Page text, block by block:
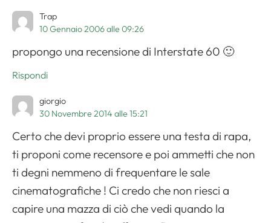
Trap
10 Gennaio 2006 alle 09:26
propongo una recensione di Interstate 60 🙂
Rispondi
giorgio
30 Novembre 2014 alle 15:21
Certo che devi proprio essere una testa di rapa,
ti proponi come recensore e poi ammetti che non
ti degni nemmeno di frequentare le sale
cinematografiche ! Ci credo che non riesci a
capire una mazza di ciò che vedi quando la